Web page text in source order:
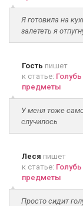
Я готовила на
залететь я
Гость пишет
к статье:
предметы
У меня тоже
случилось
Леся пишет
к статье:
предметы
Просто сидит